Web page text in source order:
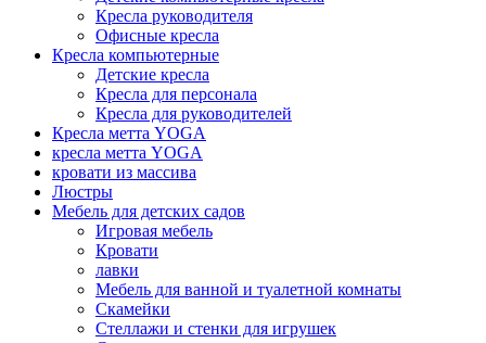
Кресла руководителя
Офисные кресла
Кресла компьютерные
Детские кресла
Кресла для персонала
Кресла для руководителей
Кресла метта YOGA
кресла метта YOGA
кровати из массива
Люстры
Мебель для детских садов
Игровая мебель
Кровати
лавки
Мебель для ванной и туалетной комнаты
Скамейки
Стеллажи и стенки для игрушек